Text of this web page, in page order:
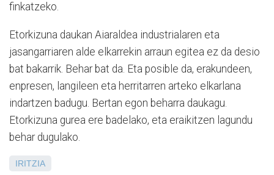
finkatzeko.
Etorkizuna daukan Aiaraldea industrialaren eta
jasangarriaren alde elkarrekin arraun egitea ez da desio
bat bakarrik. Behar bat da. Eta posible da, erakundeen,
enpresen, langileen eta herritarren arteko elkarlana
indartzen badugu. Bertan egon beharra daukagu.
Etorkizuna gurea ere badelako, eta eraikitzen lagundu
behar dugulako.
IRITZIA